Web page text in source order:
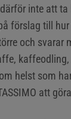
inte att
förslag till
och svarar
helst som
att